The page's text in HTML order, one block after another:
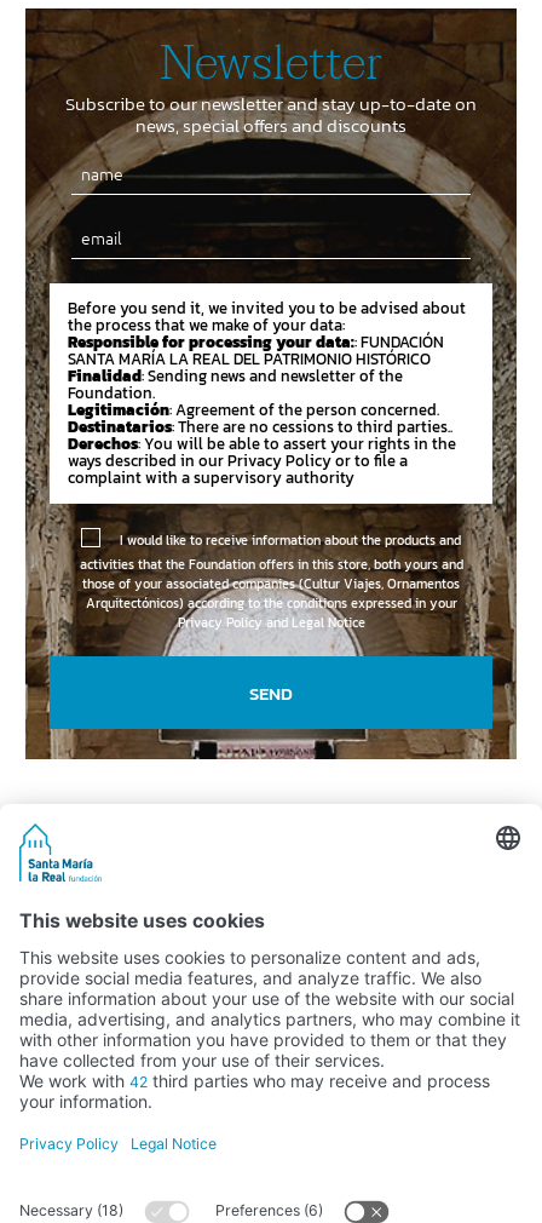
Newsletter
Subscribe to our newsletter and stay up-to-date on
news, special offers and discounts
Email
Before you send it, we invited you to be advised about
the process that we make of your data:
Responsible for processing your data:: FUNDACIÓN
SANTA MARÍA LA REAL DEL PATRIMONIO HISTÓRICO
Finalidad: Sending news and newsletter of the
Foundation.
Legitimación: Agreement of the person concerned.
Destinatarios: There are no cessions to third parties..
Derechos: You will be able to assert your rights in the
ways described in our Privacy Policy or to file a
complaint with a supervisory authority
I would like to receive information about the products and
activities that the Foundation offers in this store, both yours and
those of your associated companies (Cultur Viajes, Ornamentos
Arquitectónicos) according to the conditions expressed in your
Privacy Policy and Legal Notice
SEND
Activity subsidised by the Ministry of Education, Culture and Sports
FUNDACIÓN SANTA MARÍA LA REAL DEL PATRIMONIO HISTÓRICO –